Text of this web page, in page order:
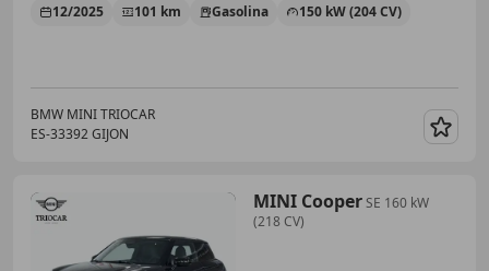
12/2025 101 km Gasolina 150 kW (204 CV)
BMW MINI TRIOCAR
ES-33392 GIJON
MINI CooperSE 160 kW
(218 CV)